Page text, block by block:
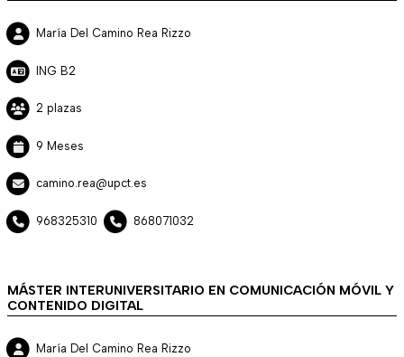
María Del Camino Rea Rizzo
ING B2
2 plazas
9 Meses
camino.rea@upct.es
968325310 868071032
MÁSTER INTERUNIVERSITARIO EN COMUNICACIÓN MÓVIL Y
CONTENIDO DIGITAL
María Del Camino Rea Rizzo